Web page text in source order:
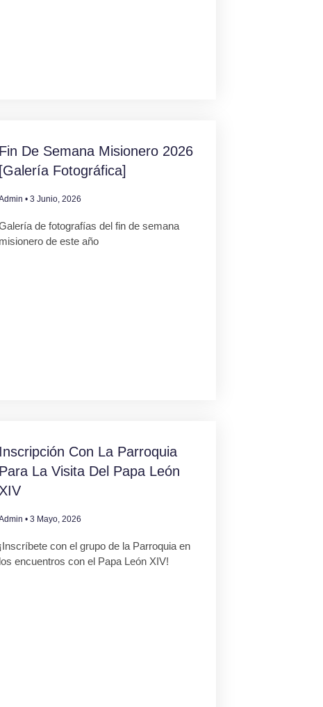
Fin De Semana Misionero 2026
[Galería Fotográfica]
3 Junio, 2026
de fotografías del fin de semana
misionero de este año
Inscripción Con La Parroquia
Para La Visita Del Papa León
XIV
3 Mayo, 2026
¡Inscríbete con el grupo de la Parroquia en
los encuentros con el Papa León XIV!